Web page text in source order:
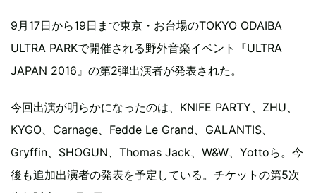
9月17日から19日まで東京・お台場のTOKYO ODAIBA
ULTRA PARKで開催される野外音楽イベント『ULTRA
JAPAN 2016』の第2弾出演者が発表された。
今回出演が明らかになったのは、KNIFE PARTY、ZHU、
KYGO、Carnage、Fedde Le Grand、GALANTIS、
Gryffin、SHOGUN、Thomas Jack、W&W、Yottoら。今
後も追加出演者の発表を予定している。チケットの第5次